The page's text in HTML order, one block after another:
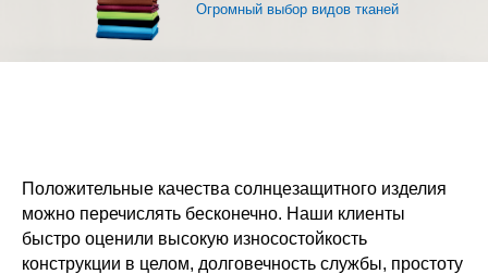
Огромный выбор видов тканей
Положительные качества солнцезащитного изделия
можно перечислять бесконечно. Наши клиенты
быстро оценили высокую износостойкость
конструкции в целом, долговечность службы, простоту